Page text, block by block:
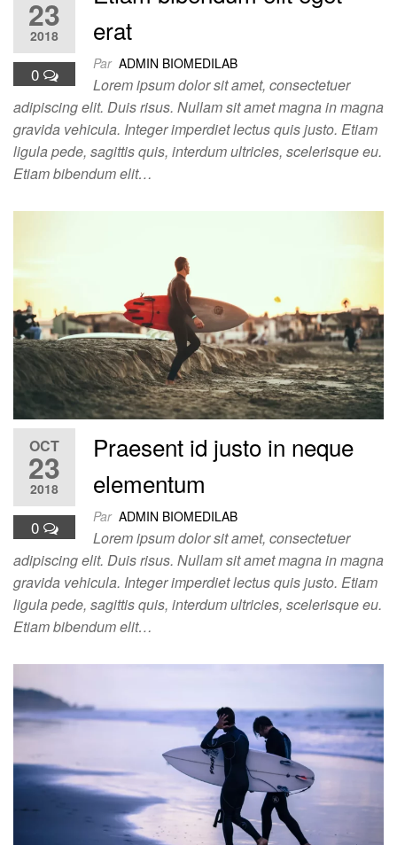
23
2018
0
erat
Par ADMIN BIOMEDILAB
Lorem ipsum dolor sit amet, consectetuer
adipiscing elit. Duis risus. Nullam sit amet magna in magna
gravida vehicula. Integer imperdiet lectus quis justo. Etiam
ligula pede, sagittis quis, interdum ultricies, scelerisque eu.
Etiam bibendum elit…
OCT
23
2018
0
Praesent id justo in neque
elementum
Par ADMIN BIOMEDILAB
Lorem ipsum dolor sit amet, consectetuer
adipiscing elit. Duis risus. Nullam sit amet magna in magna
gravida vehicula. Integer imperdiet lectus quis justo. Etiam
ligula pede, sagittis quis, interdum ultricies, scelerisque eu.
Etiam bibendum elit…